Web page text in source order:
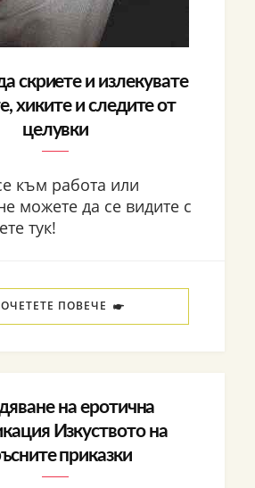
скриете и излекувате
хиките и следите от
целувки
към работа или
можете да се видите с
тук!
ПОВЕЧЕ
на еротична
Изкуството на
приказки